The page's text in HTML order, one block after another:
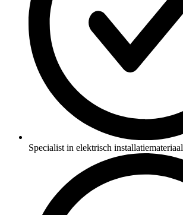
Specialist in elektrisch installatiemateriaal